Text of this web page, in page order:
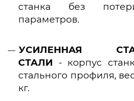
станка без
параметров.
УСИЛЕННАЯ
СТАЛИ - корпус
стального профиля,
кг.